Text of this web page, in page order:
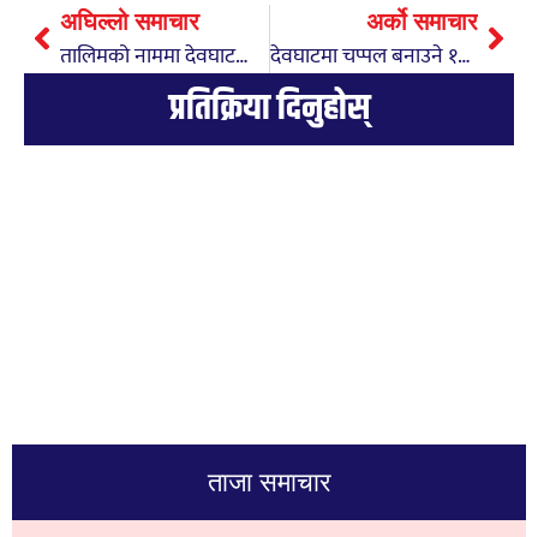
अघिल्लो समाचार
तालिमको नाममा देवघाटका महिलाबाट रकम असुली, छानबिन र कारबाहीको माग
अर्को समाचार
देवघाटमा चप्पल बनाउने १५ दिने तालिम सम्पन्न
प्रतिक्रिया दिनुहोस्
ताजा समाचार